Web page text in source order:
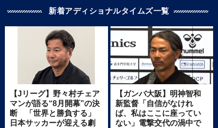
新着アディショナルタイムズ一覧
【Jリーグ】野々村チェア
マンが語る“8月開幕”の決
断 「世界と勝負する」
日本サッカーが迎える劇
【ガンバ大阪】明神智和
新監督「自信がなけれ
ば、私はここに座ってい
ない」電撃交代の渦中で